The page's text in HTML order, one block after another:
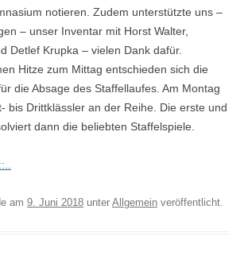
notieren. Zudem unterstützte uns –
– unser Inventar mit Horst Walter,
Detlef Krupka – vielen Dank dafür.
Hitze zum Mittag entschieden sich die
die Absage des Staffellaufes. Am Montag
bis Drittklässler an der Reihe. Die erste und
dann die beliebten Staffelspiele.
am 9. Juni 2018 unter Allgemein veröffentlicht.